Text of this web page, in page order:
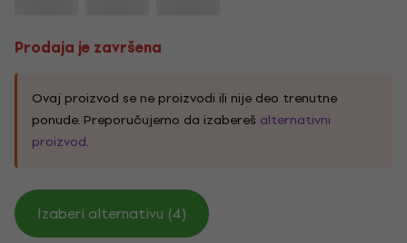
Prodaja je završena
Ovaj proizvod se ne proizvodi ili nije deo trenutne
ponude. Preporučujemo da izabereš alternativni
proizvod.
Izaberi alternativu (4)